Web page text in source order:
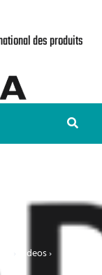
des produits
Videos›